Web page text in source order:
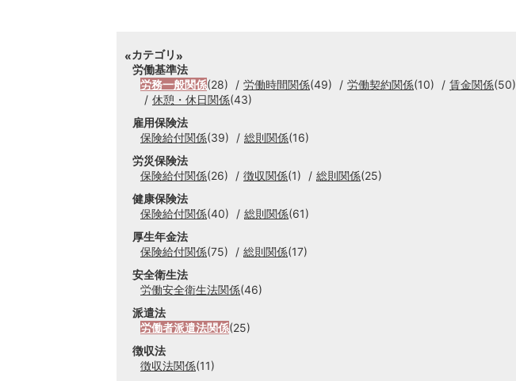
カテゴリ
労働基準法
労務一般関係(28) 労働時間関係(49) 労働契約関係(10) 賃金関係(50)
休憩・休日関係(43)
雇用保険法
保険給付関係(39) 総則関係(16)
労災保険法
保険給付関係(26) 徴収関係(1) 総則関係(25)
健康保険法
保険給付関係(40) 総則関係(61)
厚生年金法
保険給付関係(75) 総則関係(17)
安全衛生法
労働安全衛生法関係(46)
派遣法
労働者派遣法関係(25)
徴収法
徴収法関係(11)